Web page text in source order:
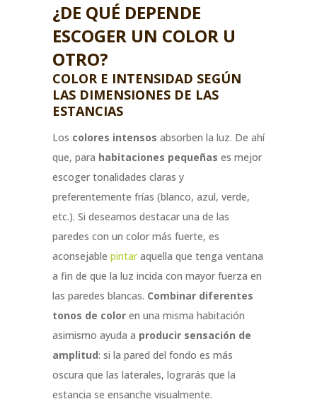
¿DE QUÉ DEPENDE
ESCOGER UN COLOR U
OTRO?
COLOR E INTENSIDAD SEGÚN
LAS DIMENSIONES DE LAS
ESTANCIAS
Los colores intensos absorben la luz. De ahí
que, para habitaciones pequeñas es mejor
escoger tonalidades claras y
preferentemente frías (blanco, azul, verde,
etc.). Si deseamos destacar una de las
paredes con un color más fuerte, es
aconsejable pintaraquella que tenga ventana
a fin de que la luz incida con mayor fuerza en
las paredes blancas. Combinar diferentes
tonos de color en una misma habitación
asimismo ayuda a producir sensación de
amplitud: si la pared del fondo es más
oscura que las laterales, lograrás que la
estancia se ensanche visualmente.